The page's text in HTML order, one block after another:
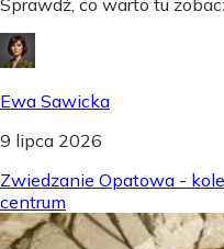
Ewa Sawicka
9 lipca 2026
Zwiedzanie Opatowa -
centrum